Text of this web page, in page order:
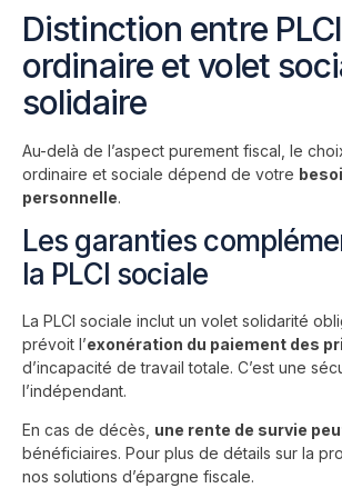
Distinction entre PLCI
ordinaire et volet
solidaire
Au-delà de l’aspect purement fiscal, le
ordinaire et sociale dépend de votre
personnelle.
Les garanties
la PLCI sociale
La PLCI sociale inclut un volet solidarité
prévoit l’exonération du paiement des
d’incapacité de travail totale. C’est une
l’indépendant.
En cas de décès, une rente de survie
bénéficiaires. Pour plus de détails sur la
nos solutions d’épargne fiscale.